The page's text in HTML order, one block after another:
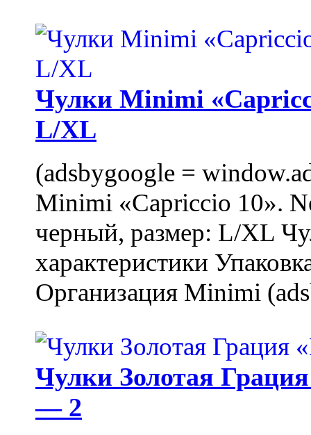
Чулки Minimi
L/XL
(adsbygoogle =
Minimi «Capriccio 10».
черный, размер: L/XL
характеристики
Организация Minimi
Чулки Золотая
— 2